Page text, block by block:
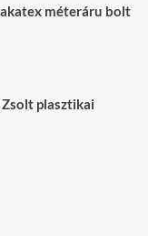
méteráru bolt
plasztikai